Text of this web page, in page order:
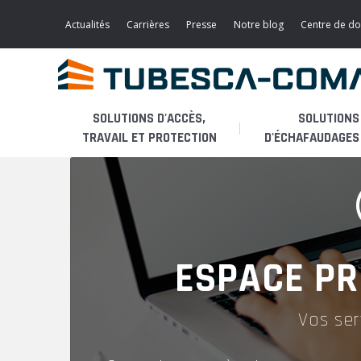
Actualités Carrières Presse Notre blog Centre de
SOLUTIONS D'ACCÈS,
TRAVAIL ET PROTECTION
Accès léger
Echafaudages roulants
Echafaudages fixes
Monte-matériaux
SOLUTIONS
L'ENTREPRISE
PRODUITS
APPLICATIONS
PLATES-FORMES
PASSERELLES / ESCALIERS
ECHELLES A CRINOLINE
MODULES DE MAINTENANCE
ESPACE
Vos